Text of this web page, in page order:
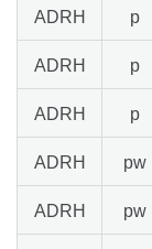
ADRH p
ADRH p
ADRH p
ADRH pw
ADRH pw